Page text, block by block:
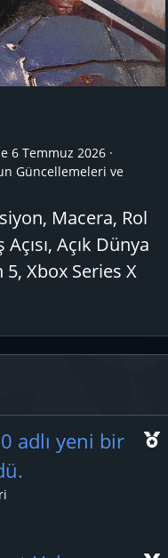
6 Temmuz 2026
Güncellemeleri ve
Macera, Rol
Açık Dünya
5, Xbox Series X
adlı yeni bir